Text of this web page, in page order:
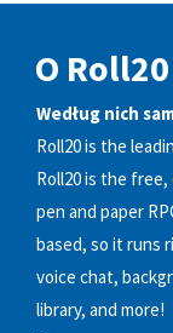
O Roll20
Według nich
Roll20 is the
Roll20 is the
pen and paper
based, so it runs
voice chat,
library, and more!